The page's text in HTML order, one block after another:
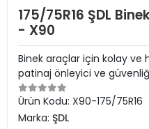
175/75R16 ŞDL
- X90
Binek araçlar için kolay ve
patinaj önleyici ve
Ürün Kodu: X90-175/75R16
Marka: ŞDL